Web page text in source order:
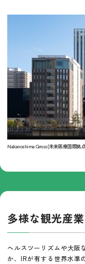
Nakanoshima Qross(未来医療国際拠
多様な観光産
ヘルスツーリズムや大阪
か、IRが有する世界水準